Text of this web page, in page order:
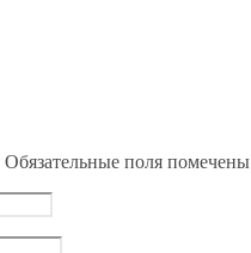
Обязательные поля помечены